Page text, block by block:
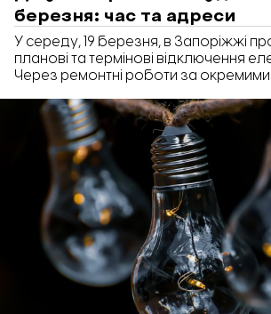
березня: час та адреси
У середу, 19 березня, в Запоріжжі
планові та термінові відключення
Через ремонтні роботи за